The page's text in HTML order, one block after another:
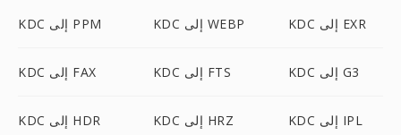
KDC إلى PPM KDC إلى WEBP KDC إلى EXR
KDC إلى FAX KDC إلى FTS KDC إلى G3
KDC إلى HDR KDC إلى HRZ KDC إلى IPL